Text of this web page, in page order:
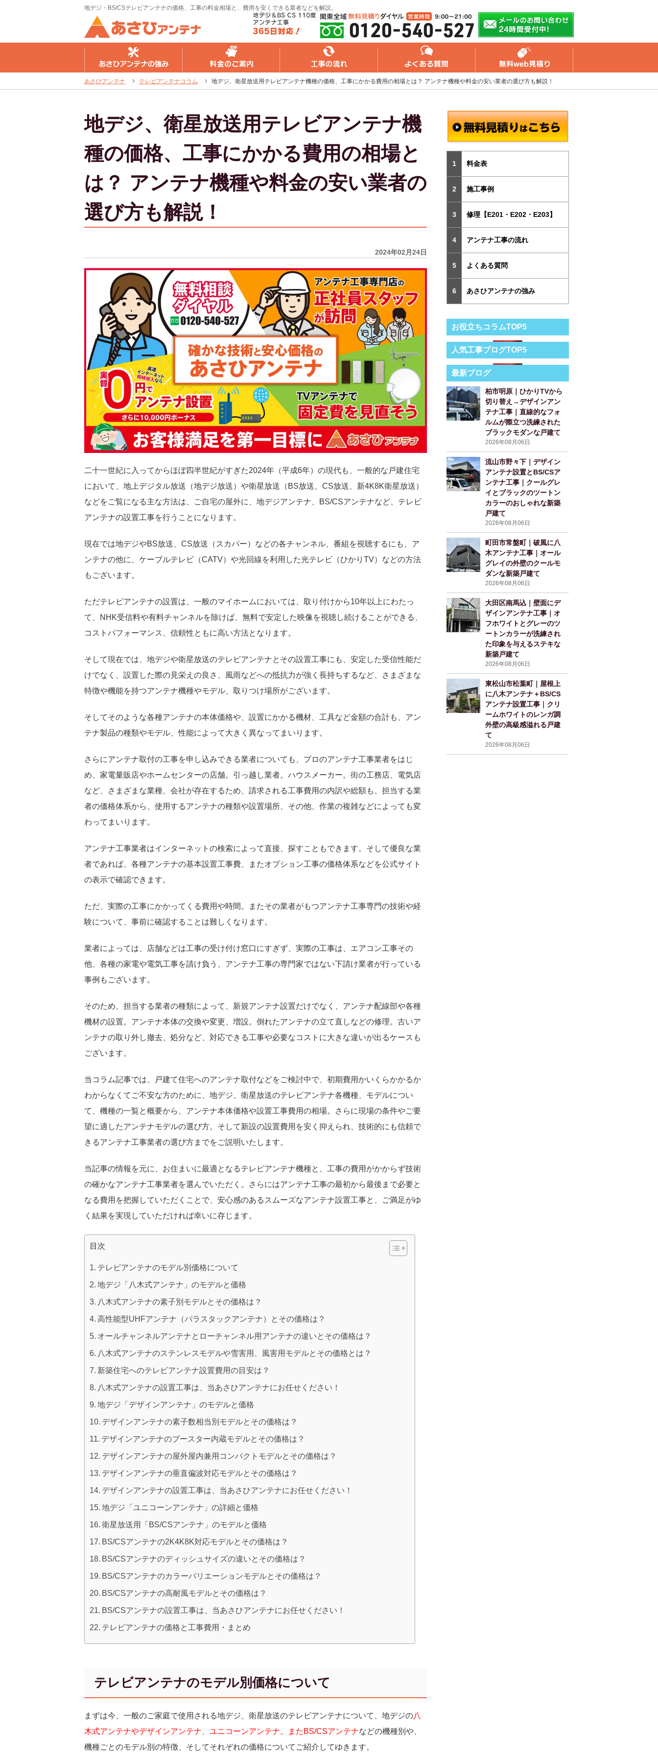
地デジ・BS/CSテレビアンテナの価格、工事の料金相場と、費用を安くできる業者などを解説。
料金のご案内 工事の流れ よくある質問 無料web見積り
あさひアンテナ テレビアンテナコラム 地デジ、衛星放送用テレビアンテナ機種の価格、工事にかかる費用の相場とは？ アンテナ機種や料金の安い業者の選び方も解説！
地デジ、衛星放送用テレビアンテナ機
種の価格、工事にかかる費用の相場と
は？ アンテナ機種や料金の安い業者の
選び方も解説！
2024年02月24日
二十一世紀に入ってからほぼ四半世紀がすぎた2024年（平成6年）の現代も、一般的な戸建住宅
において、地上デジタル放送（地デジ放送）や衛星放送（BS放送、CS放送、新4K8K衛星放送）
などをご覧になる主な方法は、ご自宅の屋外に、地デジアンテナ、BS/CSアンテナなど、テレビ
アンテナの設置工事を行うことになります。
現在では地デジやBS放送、CS放送（スカパー）などの各チャンネル、番組を視聴するにも、ア
ンテナの他に、ケーブルテレビ（CATV）や光回線を利用した光テレビ（ひかりTV）などの方法
もございます。
ただテレビアンテナの設置は、一般のマイホームにおいては、取り付けから10年以上にわたっ
て、NHK受信料や有料チャンネルを除けば、無料で安定した映像を視聴し続けることができる、
コストパフォーマンス、信頼性ともに高い方法となります。
そして現在では、地デジや衛星放送のテレビアンテナとその設置工事にも、安定した受信性能だ
けでなく、設置した際の見栄えの良さ、風雨などへの抵抗力が強く長持ちするなど、さまざまな
特徴や機能を持つアンテナ機種やモデル、取りつけ場所がございます。
そしてそのような各種アンテナの本体価格や、設置にかかる機材、工具など金額の合計も、アン
テナ製品の種類やモデル、性能によって大きく異なってまいります。
さらにアンテナ取付の工事を申し込みできる業者についても、プロのアンテナ工事業者をはじ
め、家電量販店やホームセンターの店舗。引っ越し業者。ハウスメーカー。街の工務店、電気店
など、さまざまな業種、会社が存在するため、請求される工事費用の内訳や総額も、担当する業
者の価格体系から、使用するアンテナの種類や設置場所、その他、作業の複雑などによっても変
わってまいります。
アンテナ工事業者はインターネットの検索によって直接、探すこともできます。そして優良な業
者であれば、各種アンテナの基本設置工事費、またオプション工事の価格体系などを公式サイト
の表示で確認できます。
ただ、実際の工事にかかってくる費用や時間。またその業者がもつアンテナ工事専門の技術や経
験について、事前に確認することは難しくなります。
業者によっては、店舗などは工事の受け付け窓口にすぎず、実際の工事は、エアコン工事その
他、各種の家電や電気工事を請け負う、アンテナ工事の専門家ではない下請け業者が行っている
事例もございます。
そのため、担当する業者の種類によって、新規アンテナ設置だけでなく、アンテナ配線部や各種
機材の設置。アンテナ本体の交換や変更、増設。倒れたアンテナの立て直しなどの修理。古いア
ンテナの取り外し撤去、処分など、対応できる工事や必要なコストに大きな違いが出るケースも
ございます。
当コラム記事では、戸建て住宅へのアンテナ取付などをご検討中で、初期費用かいくらかかるか
わからなくてご不安な方のために、地デジ、衛星放送のテレビアンテナ各機種、モデルについ
て、機種の一覧と概要から、アンテナ本体価格や設置工事費用の相場。さらに現場の条件やご要
望に適したアンテナモデルの選び方。そして新設の設置費用を安く抑えられ、技術的にも信頼で
きるアンテナ工事業者の選び方までをご説明いたします。
当記事の情報を元に、お住まいに最適となるテレビアンテナ機種と、工事の費用がかからず技術
の確かなアンテナ工事業者を選んでいただく。さらにはアンテナ工事の最初から最後まで必要と
なる費用を把握していただくことで、安心感のあるスムーズなアンテナ設置工事と、ご満足がゆ
く結果を実現していただければ幸いに存じます。
目次
テレビアンテナのモデル別価格について
地デジ「八木式アンテナ」のモデルと価格
八木式アンテナの素子別モデルとその価格は？
高性能型UHFアンテナ（パラスタックアンテナ）とその価格は？
オールチャンネルアンテナとローチャンネル用アンテナの違いとその価格は？
八木式アンテナのステンレスモデルや雪害用、風害用モデルとその価格とは？
新築住宅へのテレビアンテナ設置費用の目安は？
八木式アンテナの設置工事は、当あさひアンテナにお任せください！
地デジ「デザインアンテナ」のモデルと価格
デザインアンテナの素子数相当別モデルとその価格は？
デザインアンテナのブースター内蔵モデルとその価格は？
デザインアンテナの屋外屋内兼用コンパクトモデルとその価格は？
デザインアンテナの垂直偏波対応モデルとその価格は？
デザインアンテナの設置工事は、当あさひアンテナにお任せください！
地デジ「ユニコーンアンテナ」の詳細と価格
衛星放送用「BS/CSアンテナ」のモデルと価格
BS/CSアンテナの2K4K8K対応モデルとその価格は？
BS/CSアンテナのディッシュサイズの違いとその価格は？
BS/CSアンテナのカラーバリエーションモデルとその価格は？
BS/CSアンテナの高耐風モデルとその価格は？
BS/CSアンテナの設置工事は、当あさひアンテナにお任せください！
テレビアンテナの価格と工事費用・まとめ
テレビアンテナのモデル別価格について
まずは今、一般のご家庭で使用される地デジ、衛星放送のテレビアンテナについて、地デジの八
木式アンテナやデザインアンテナ、ユニコーンアンテナ。またBS/CSアンテナなどの機種別や、
機種ごとのモデル別の特徴、そしてそれぞれの価格についてご紹介してゆきます。
料金表
施工事例
修理【E201・E202・E203】
アンテナ工事の流れ
よくある質問
あさひアンテナの強み
お役立ちコラムTOP5
人気工事ブログTOP5
最新ブログ
柏市明原｜ひかりTVから
切り替え→デザインアン
テナ工事｜直線的なフォ
ルムが際立つ洗練された
ブラックモダンな戸建て
2026年08月06日
流山市野々下｜デザイン
アンテナ設置とBS/CSア
ンテナ工事｜クールグレ
イとブラックのツートン
カラーのおしゃれな新築
戸建て
2026年08月06日
町田市常盤町｜破風に八
木アンテナ工事｜オール
グレイの外壁のクールモ
ダンな新築戸建て
2026年08月06日
大田区南馬込｜壁面にデ
ザインアンテナ工事｜オ
フホワイトとグレーのツ
ートンカラーが洗練され
た印象を与えるステキな
新築戸建て
2026年08月06日
東松山市松葉町｜屋根上
に八木アンテナ＋BS/CS
アンテナ設置工事｜クリ
ームホワイトのレンガ調
外壁の高級感溢れる戸建
て
2026年08月06日